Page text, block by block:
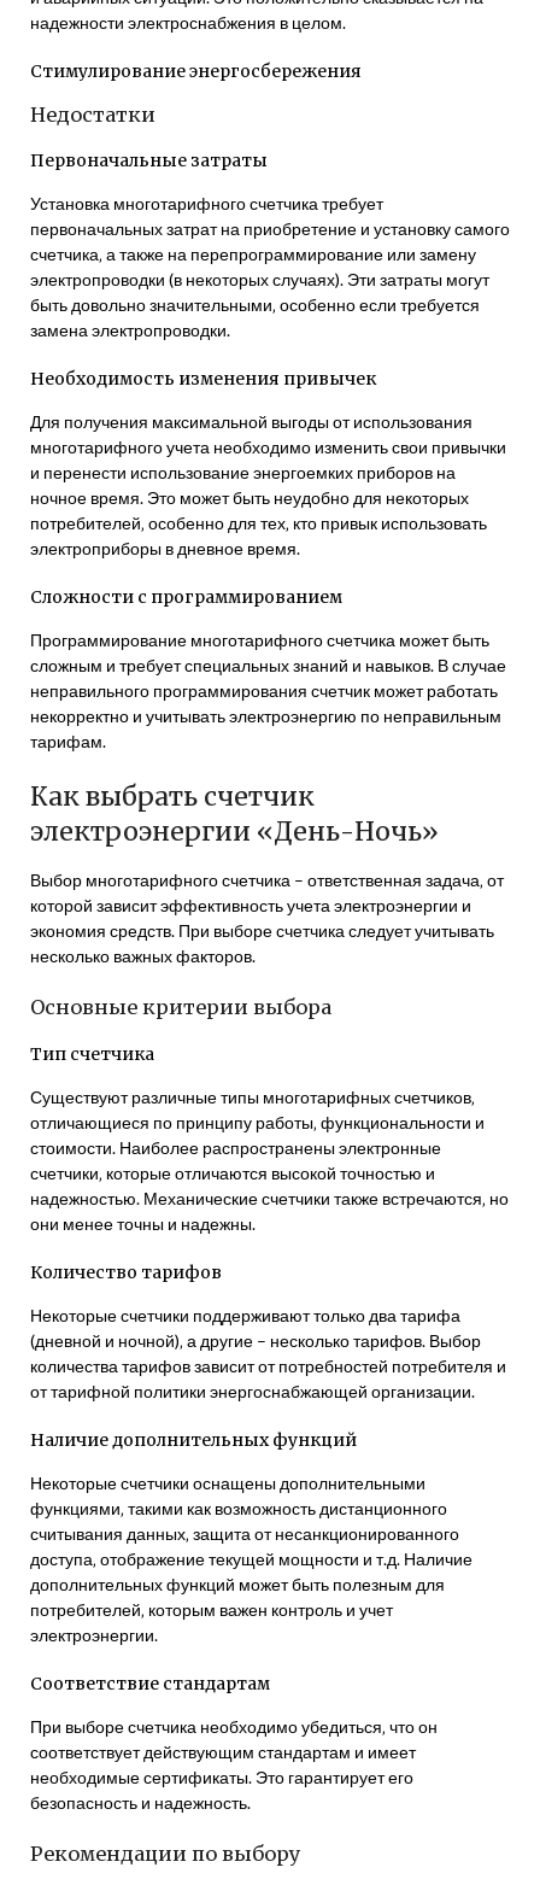
надежности электроснабжения в целом.
Стимулирование энергосбережения
Недостатки
Первоначальные затраты
Установка многотарифного счетчика требует
первоначальных затрат на приобретение и установку самого
счетчика‚ а также на перепрограммирование или замену
электропроводки (в некоторых случаях). Эти затраты могут
быть довольно значительными‚ особенно если требуется
замена электропроводки.
Необходимость изменения привычек
Для получения максимальной выгоды от использования
многотарифного учета необходимо изменить свои привычки
и перенести использование энергоемких приборов на
ночное время. Это может быть неудобно для некоторых
потребителей‚ особенно для тех‚ кто привык использовать
электроприборы в дневное время.
Сложности с программированием
Программирование многотарифного счетчика может быть
сложным и требует специальных знаний и навыков. В случае
неправильного программирования счетчик может работать
некорректно и учитывать электроэнергию по неправильным
тарифам.
Как выбрать счетчик
электроэнергии «День-Ночь»
Выбор многотарифного счетчика – ответственная задача‚ от
которой зависит эффективность учета электроэнергии и
экономия средств. При выборе счетчика следует учитывать
несколько важных факторов.
Основные критерии выбора
Тип счетчика
Существуют различные типы многотарифных счетчиков‚
отличающиеся по принципу работы‚ функциональности и
стоимости. Наиболее распространены электронные
счетчики‚ которые отличаются высокой точностью и
надежностью. Механические счетчики также встречаются‚ но
они менее точны и надежны.
Количество тарифов
Некоторые счетчики поддерживают только два тарифа
(дневной и ночной)‚ а другие – несколько тарифов. Выбор
количества тарифов зависит от потребностей потребителя и
от тарифной политики энергоснабжающей организации.
Наличие дополнительных функций
Некоторые счетчики оснащены дополнительными
функциями‚ такими как возможность дистанционного
считывания данных‚ защита от несанкционированного
доступа‚ отображение текущей мощности и т.д. Наличие
дополнительных функций может быть полезным для
потребителей‚ которым важен контроль и учет
электроэнергии.
Соответствие стандартам
При выборе счетчика необходимо убедиться‚ что он
соответствует действующим стандартам и имеет
необходимые сертификаты. Это гарантирует его
безопасность и надежность.
Рекомендации по выбору